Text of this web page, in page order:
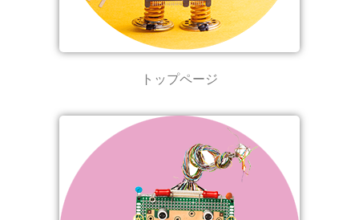
トップページ